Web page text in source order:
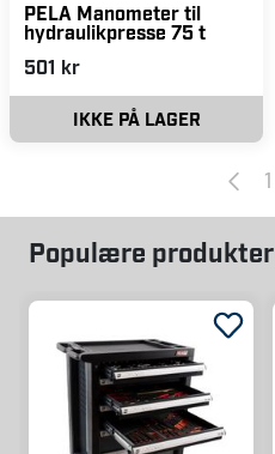
PELA Manometer til
hydraulikpresse 75 t
501 kr
IKKE PÅ LAGER
1
Populære produkter